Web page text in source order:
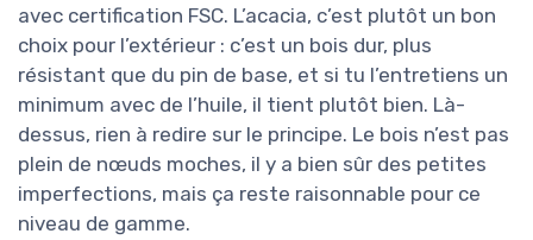
avec certification FSC. L’acacia, c’est plutôt un bon
choix pour l’extérieur : c’est un bois dur, plus
résistant que du pin de base, et si tu l’entretiens un
minimum avec de l’huile, il tient plutôt bien. Là-
dessus, rien à redire sur le principe. Le bois n’est pas
plein de nœuds moches, il y a bien sûr des petites
imperfections, mais ça reste raisonnable pour ce
niveau de gamme.